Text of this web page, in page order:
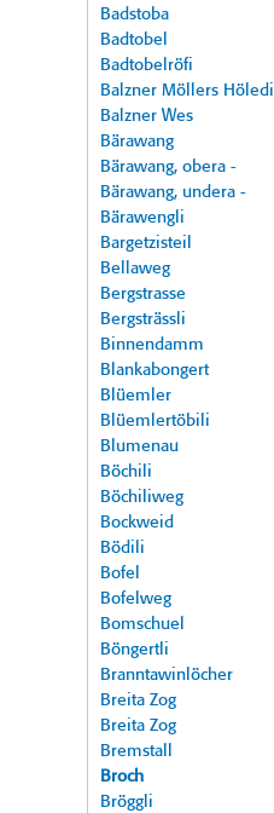
Badstoba
Badtobel
Badtobelröfi
Balzner Möllers Höledi
Balzner Wes
Bärawang
Bärawang, obera -
Bärawang, undera -
Bärawengli
Bargetzisteil
Bellaweg
Bergstrasse
Bergsträssli
Binnendamm
Blankabongert
Blüemler
Blüemlertöbili
Blumenau
Böchili
Böchiliweg
Bockweid
Bödili
Bofel
Bofelweg
Bomschuel
Böngertli
Branntawinlöcher
Breita Zog
Breita Zog
Bremstall
Broch
Bröggli